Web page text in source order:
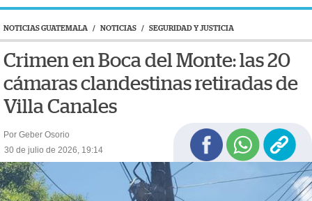
NOTICIAS GUATEMALA / NOTICIAS / SEGURIDAD Y JUSTICIA
Crimen en Boca del Monte: las 20
cámaras clandestinas retiradas de
Villa Canales
Por Geber Osorio
30 de julio de 2026, 19:14